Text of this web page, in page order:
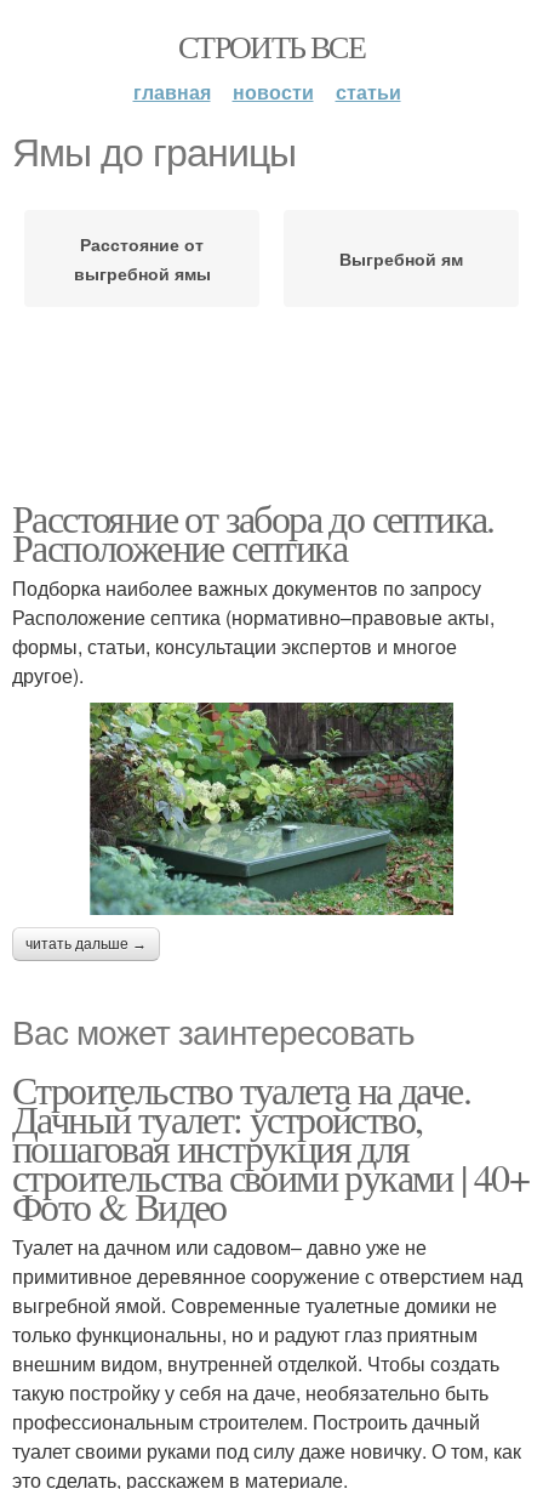
СТРОИТЬ ВСЕ
главная новости статьи
Ямы до границы
Расстояние от
выгребной ямы
Выгребной ям
Расстояние от забора до септика.
Расположение септика
Подборка наиболее важных документов по запросу
Расположение септика (нормативно–правовые акты,
формы, статьи, консультации экспертов и многое
другое).
читать дальше →
Вас может заинтересовать
Строительство туалета на даче.
Дачный туалет: устройство,
пошаговая инструкция для
строительства своими руками | 40+
Фото & Видео
Туалет на дачном или садовом– давно уже не
примитивное деревянное сооружение с отверстием над
выгребной ямой. Современные туалетные домики не
только функциональны, но и радуют глаз приятным
внешним видом, внутренней отделкой. Чтобы создать
такую постройку у себя на даче, необязательно быть
профессиональным строителем. Построить дачный
туалет своими руками под силу даже новичку. О том, как
это сделать, расскажем в материале.